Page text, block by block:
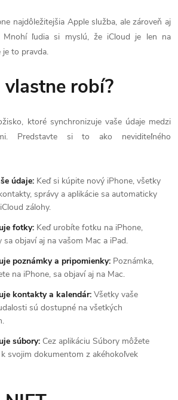
najdôležitejšia Apple služba, ale zároveň aj
Mnohí ľudia si myslú, že iCloud je len na
je to pravda.
robí?
ktoré synchronizuje vaše údaje medzi
Predstavte si to ako neviditeľného
údaje: Keď si kúpite nový iPhone, všetky
správy a aplikácie sa automaticky
zálohy.
fotky: Keď urobíte fotku na iPhone,
sa objaví aj na vašom Mac a iPad.
poznámky a pripomienky: Poznámka,
na iPhone, sa objaví aj na Mac.
kontakty a kalendár: Všetky vaše
sú dostupné na všetkých
súbory: Cez aplikáciu Súbory môžete
svojim dokumentom z akéhokoľvek